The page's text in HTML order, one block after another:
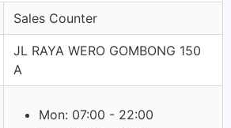
Sales Counter
JL RAYA WERO GOMBONG 150
A
Mon: 07:00 - 22:00